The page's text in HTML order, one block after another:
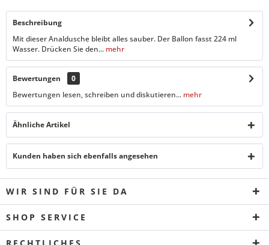
Beschreibung
Mit dieser Analdusche bleibt alles sauber. Der Ballon fasst 224 ml
Wasser. Drücken Sie den... mehr
Bewertungen
0
Bewertungen lesen, schreiben und diskutieren... mehr
Ähnliche Artikel
Kunden haben sich ebenfalls angesehen
WIR SIND FÜR SIE DA
SHOP SERVICE